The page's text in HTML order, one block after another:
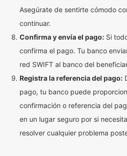
Asegúrate de sentirte cómodo
continuar.
Confirma y envía el pago: Si
confirma el pago. Tu banco
red SWIFT al banco del
Registra la referencia del pago:
pago, tu banco puede
confirmación o referencia del
en un lugar seguro por si
resolver cualquier problema